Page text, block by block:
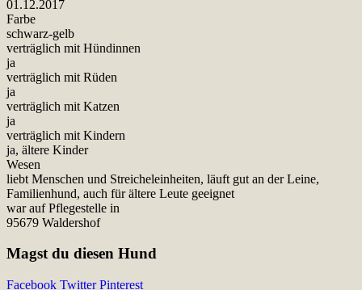
01.12.2017
Farbe
schwarz-gelb
verträglich mit Hündinnen
ja
verträglich mit Rüden
ja
verträglich mit Katzen
ja
verträglich mit Kindern
ja, ältere Kinder
Wesen
liebt Menschen und Streicheleinheiten, läuft gut an der Leine,
Familienhund, auch für ältere Leute geeignet
war auf Pflegestelle in
95679 Waldershof
Magst du diesen Hund
Facebook Twitter Pinterest